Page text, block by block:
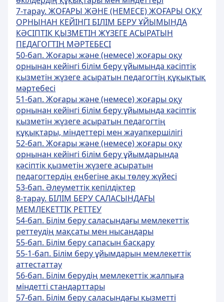
7-тарау. ЖОҒАРЫ ЖӘНЕ (НЕМЕСЕ) ЖОҒАРЫ ОҚУ
ОРНЫНАН КЕЙІНГІ БІЛІМ БЕРУ ҰЙЫМЫНДА
КӘСІПТІК ҚЫЗМЕТІН ЖҮЗЕГЕ АСЫРАТЫН
ПЕДАГОГТІҢ МӘРТЕБЕСІ
50-бап. Жоғары және (немесе) жоғары оқу
орнынан кейінгі білім беру ұйымында кәсіптік
қызметін жүзеге асыратын педагогтің құқықтық
мәртебесі
51-бап. Жоғары және (немесе) жоғары оқу
орнынан кейінгі білім беру ұйымында кәсіптік
қызметін жүзеге асыратын педагогтің
құқықтары, міндеттері мен жауапкершілігі
52-бап. Жоғары және (немесе) жоғары оқу
орнынан кейінгі білім беру ұйымдарында
кәсіптік қызметін жүзеге асыратын
педагогтердің еңбегіне ақы төлеу жүйесі
53-бап. Әлеуметтік кепілдіктер
8-тарау. БІЛІМ БЕРУ САЛАСЫНДАҒЫ
МЕМЛЕКЕТТІК РЕТТЕУ
54-бап. Білім беру саласындағы мемлекеттік
реттеудің мақсаты мен нысандары
55-бап. Білім беру сапасын басқару
55-1-бап. Білім беру ұйымдарын мемлекеттік
аттестаттау
56-бап. Білім берудің мемлекеттік жалпыға
міндетті стандарттары
57-бап. Білім беру саласындағы қызметті